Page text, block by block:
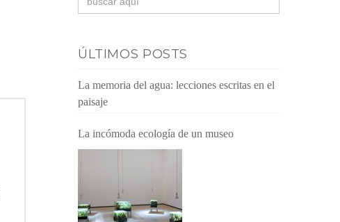
ÚLTIMOS POSTS
La memoria del agua: lecciones escritas en el
paisaje
La incómoda ecología de un museo